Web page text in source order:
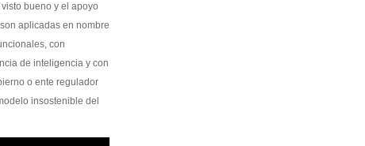
bueno y el apoyo
aplicadas en nombre
con
de inteligencia y con
o ente regulador
insostenible del